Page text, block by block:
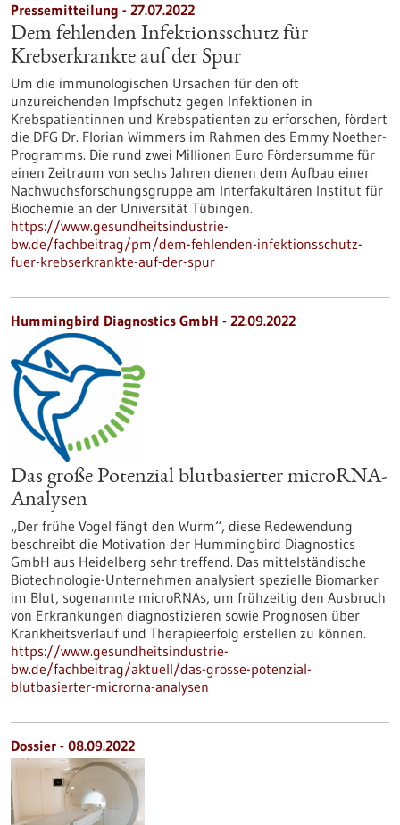
Pressemitteilung - 27.07.2022
Dem fehlenden Infektionsschutz für
Krebserkrankte auf der Spur
Um die immunologischen Ursachen für den oft
unzureichenden Impfschutz gegen Infektionen in
Krebspatientinnen und Krebspatienten zu erforschen, fördert
die DFG Dr. Florian Wimmers im Rahmen des Emmy Noether-
Programms. Die rund zwei Millionen Euro Fördersumme für
einen Zeitraum von sechs Jahren dienen dem Aufbau einer
Nachwuchsforschungsgruppe am Interfakultären Institut für
Biochemie an der Universität Tübingen.
https://www.gesundheitsindustrie-
bw.de/fachbeitrag/pm/dem-fehlenden-infektionsschutz-
fuer-krebserkrankte-auf-der-spur
Hummingbird Diagnostics GmbH - 22.09.2022
Das große Potenzial blutbasierter microRNA-
Analysen
„Der frühe Vogel fängt den Wurm“, diese Redewendung
beschreibt die Motivation der Hummingbird Diagnostics
GmbH aus Heidelberg sehr treffend. Das mittelständische
Biotechnologie-Unternehmen analysiert spezielle Biomarker
im Blut, sogenannte microRNAs, um frühzeitig den Ausbruch
von Erkrankungen diagnostizieren sowie Prognosen über
Krankheitsverlauf und Therapieerfolg erstellen zu können.
https://www.gesundheitsindustrie-
bw.de/fachbeitrag/aktuell/das-grosse-potenzial-
blutbasierter-microrna-analysen
Dossier - 08.09.2022